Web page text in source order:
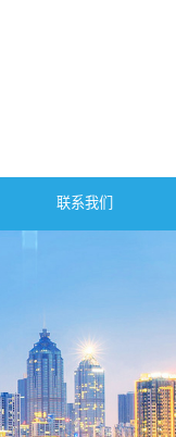
联系我们